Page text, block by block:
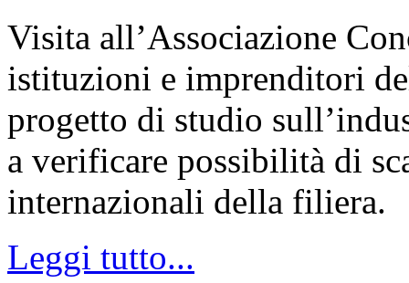
Visita all’Associazione
istituzioni e imprenditori
progetto di studio
a verificare possibilità di
internazionali della filiera.
Leggi tutto...